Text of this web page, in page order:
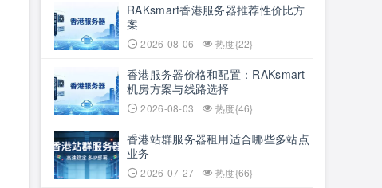
RAKsmart香港服务器推荐性价比方
案
2026-08-06 热度{22}
香港服务器价格和配置：RAKsmart
机房方案与线路选择
2026-08-03 热度{46}
香港站群服务器租用适合哪些多站点
业务
2026-07-27 热度{66}